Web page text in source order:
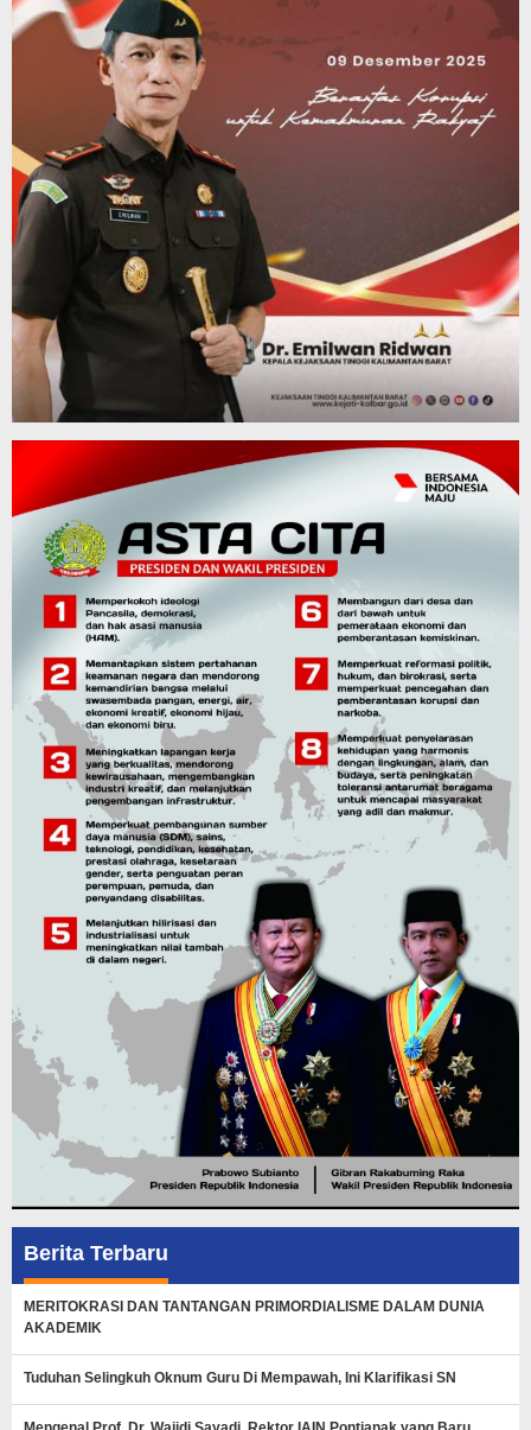
Berita Terbaru
MERITOKRASI DAN TANTANGAN PRIMORDIALISME DALAM DUNIA
AKADEMIK
Tuduhan Selingkuh Oknum Guru Di Mempawah, Ini Klarifikasi SN